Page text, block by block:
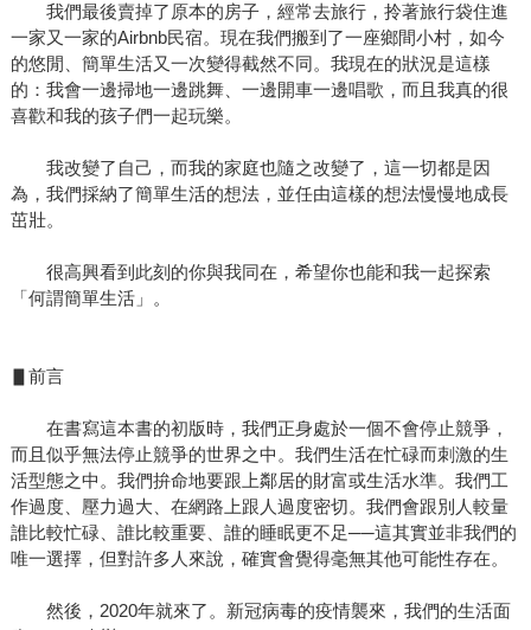
我們最後賣掉了原本的房子，經常去旅行，拎著旅行袋住進
一家又一家的Airbnb民宿。現在我們搬到了一座鄉間小村，如今
的悠閒、簡單生活又一次變得截然不同。我現在的狀況是這樣
的：我會一邊掃地一邊跳舞、一邊開車一邊唱歌，而且我真的很
喜歡和我的孩子們一起玩樂。
我改變了自己，而我的家庭也隨之改變了，這一切都是因
為，我們採納了簡單生活的想法，並任由這樣的想法慢慢地成長
茁壯。
很高興看到此刻的你與我同在，希望你也能和我一起探索
「何謂簡單生活」。
▋前言
在書寫這本書的初版時，我們正身處於一個不會停止競爭，
而且似乎無法停止競爭的世界之中。我們生活在忙碌而刺激的生
活型態之中。我們拚命地要跟上鄰居的財富或生活水準。我們工
作過度、壓力過大、在網路上跟人過度密切。我們會跟別人較量
誰比較忙碌、誰比較重要、誰的睡眠更不足──這其實並非我們的
唯一選擇，但對許多人來說，確實會覺得毫無其他可能性存在。
然後，2020年就來了。新冠病毒的疫情襲來，我們的生活面